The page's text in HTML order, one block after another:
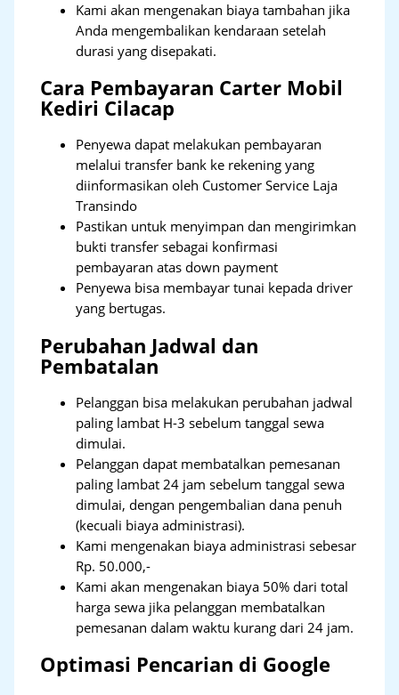
Kami akan mengenakan biaya tambahan jika
Anda mengembalikan kendaraan setelah
durasi yang disepakati.
Cara Pembayaran Carter Mobil
Kediri Cilacap
Penyewa dapat melakukan pembayaran
melalui transfer bank ke rekening yang
diinformasikan oleh Customer Service Laja
Transindo
Pastikan untuk menyimpan dan mengirimkan
bukti transfer sebagai konfirmasi
pembayaran atas down payment
Penyewa bisa membayar tunai kepada driver
yang bertugas.
Perubahan Jadwal dan
Pembatalan
Pelanggan bisa melakukan perubahan jadwal
paling lambat H-3 sebelum tanggal sewa
dimulai.
Pelanggan dapat membatalkan pemesanan
paling lambat 24 jam sebelum tanggal sewa
dimulai, dengan pengembalian dana penuh
(kecuali biaya administrasi).
Kami mengenakan biaya administrasi sebesar
Rp. 50.000,-
Kami akan mengenakan biaya 50% dari total
harga sewa jika pelanggan membatalkan
pemesanan dalam waktu kurang dari 24 jam.
Optimasi Pencarian di Google